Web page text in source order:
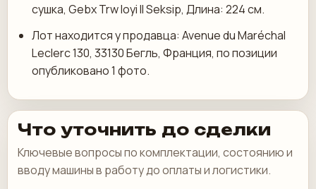
сушка, Gebx Trw Ioyi Il Seksip, Длина: 224 см.
Лот находится у продавца: Avenue du Maréchal
Leclerc 130, 33130 Бегль, Франция, по позиции
опубликовано 1 фото.
Что уточнить до сделки
Ключевые вопросы по комплектации, состоянию и
вводу машины в работу до оплаты и логистики.